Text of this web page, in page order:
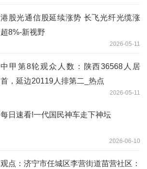
港股光通信股延续涨势 长飞光纤光缆涨
超8%-新视野
2026-05-11
中甲第8轮观众人数：陕西36568人居
首，延边20119人排第二_热点
2026-05-11
每日速看!一代国民神车走下神坛
2026-06-10
观点：济宁市任城区李营街道苗营社区：